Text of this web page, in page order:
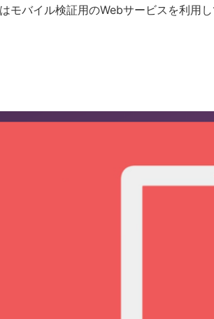
モバイル検証用のWebサービスを利用し